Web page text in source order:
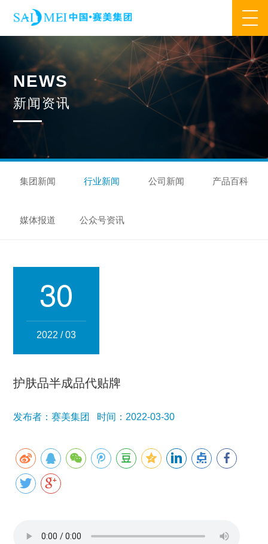
业务范围
核心业务 合作模式 合作流程 产品中心
研发优势 管理优势 品质优势 产能优势
设备优势
集万草® 完美宜生® 抖抖舒®
赛美化妆品 赛美医药
人事管理
集团新闻 行业新闻 公司新闻 产品百科
媒体报道
公众号资讯
NEWS
新闻资讯
集团新闻 行业新闻 公司新闻 产品百科
媒体报道 公众号资讯
30
2022 / 03
护肤品半成品代贴牌
发布者：赛美集团 时间：2022-03-30